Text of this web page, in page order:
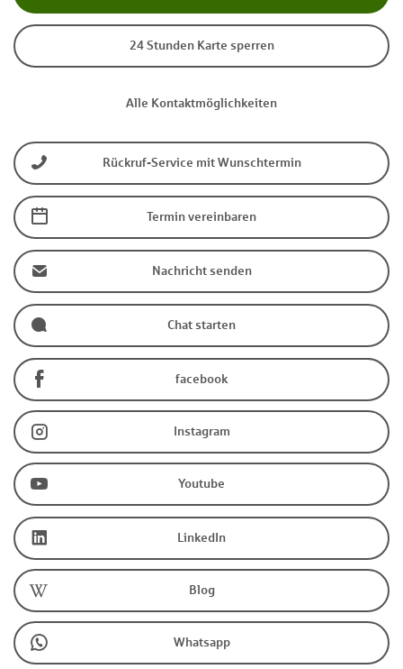
24 Stunden Karte sperren
Alle Kontaktmöglichkeiten
Rückruf-Service mit Wunschtermin
Termin vereinbaren
Nachricht senden
Chat starten
facebook
Instagram
Youtube
LinkedIn
Blog
Whatsapp